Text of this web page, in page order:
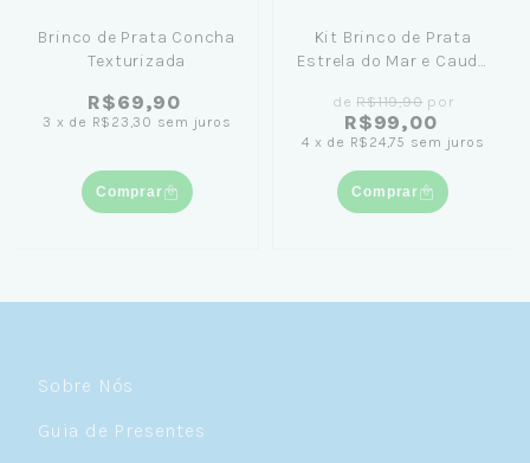
Brinco de Prata Concha
Texturizada
R$69,90
3 x de R$23,30 sem juros
Comprar
Kit Brinco de Prata
Estrela do Mar e Cauda
deR$119,90 por
R$99,00
4 x de R$24,75 sem juros
Comprar
Sobre Nós
Guia de Presentes